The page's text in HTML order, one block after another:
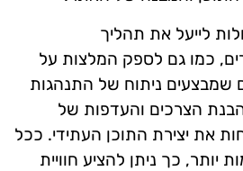
לייעל את תהליך
כמו גם לספק המלצות על
שמבצעים ניתוח של התנהגות
הצרכים והעדפות של
את יצירת התוכן העתידי. ככל
יותר, כך ניתן להציע חוויית